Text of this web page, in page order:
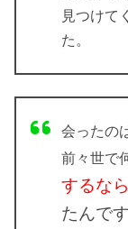
見つけて
た。
会ったの
前々世で
するな
たんで